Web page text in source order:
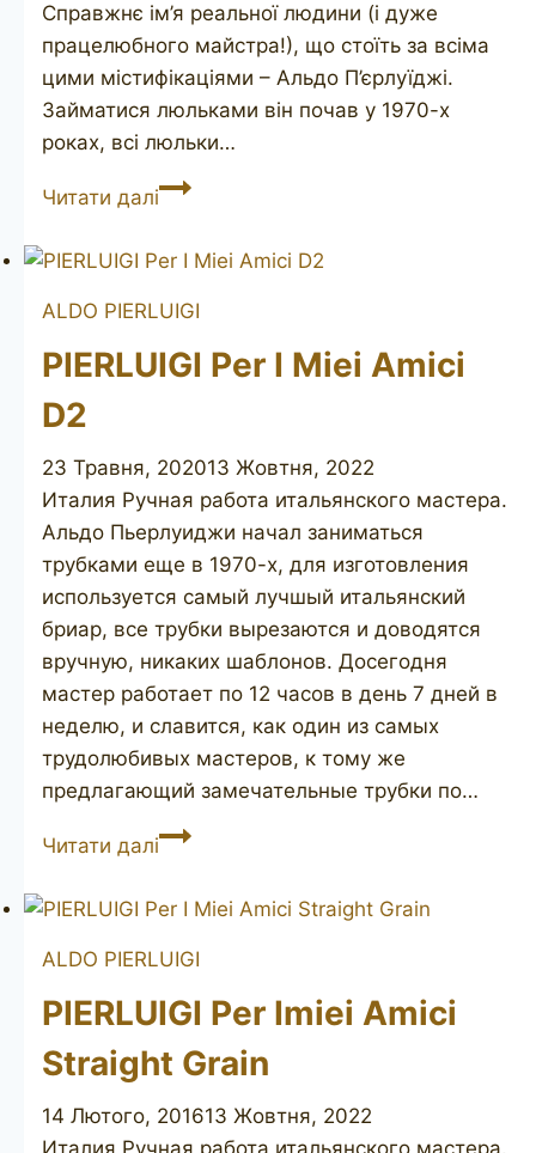
Справжнє ім’я реальної людини (і дуже
працелюбного майстра!), що стоїть за всіма
цими містифікаціями – Альдо П’єрлуїджі.
Займатися люльками він почав у 1970-х
роках, всі люльки…
Читати даліMario
ALDO PIERLUIGI
PIERLUIGI Per I Miei Amici
D2
23 Травня, 202013 Жовтня, 2022
Италия Ручная работа итальянского мастера.
Альдо Пьерлуиджи начал заниматься
трубками еще в 1970-х, для изготовления
используется самый лучшый итальянский
бриар, все трубки вырезаются и доводятся
вручную, никаких шаблонов. Досегодня
мастер работает по 12 часов в день 7 дней в
неделю, и славится, как один из самых
трудолюбивых мастеров, к тому же
предлагающий замечательные трубки по…
Читати даліPIERLUIGI
Amici
D2
ALDO PIERLUIGI
PIERLUIGI Per Imiei Amici
Straight Grain
14 Лютого, 201613 Жовтня, 2022
Италия Ручная работа итальянского мастера.